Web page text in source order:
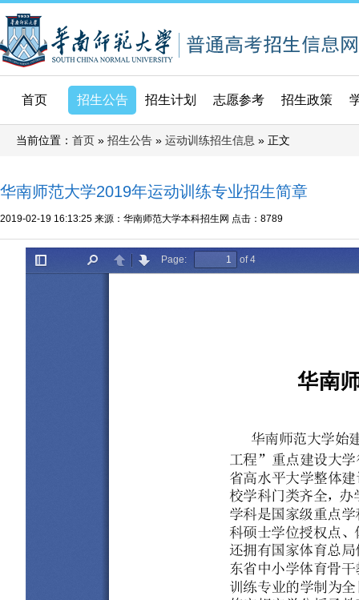
首页 招生公告 招生计划 志愿参考 招生政策
当前位置： 首页 » 招生公告 » 运动训练招生信息 » 正文
华南师范大学2019年运动训练专业招生简章
2019-02-19 16:13:25 来源：华南师范大学本科招生网 点击： 8789